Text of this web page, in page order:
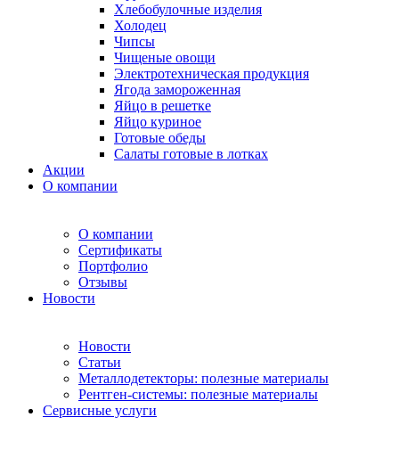
Хлебобулочные изделия
Холодец
Чипсы
Чищеные овощи
Электротехническая продукция
Ягода замороженная
Яйцо в решетке
Яйцо куриное
Готовые обеды
Салаты готовые в лотках
Акции
О компании
О компании
Сертификаты
Портфолио
Отзывы
Новости
Новости
Статьи
Металлодетекторы: полезные материалы
Рентген-системы: полезные материалы
Сервисные услуги